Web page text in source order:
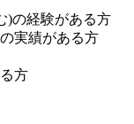
)の経験がある方
実績がある方
方